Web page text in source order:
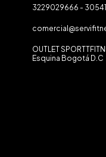
3229029666 -
OUTLET
Esquina Bogotá D.C